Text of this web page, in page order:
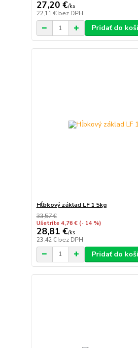
27,20 €/ks
22,11 € bez DPH
Pridať do
Hĺbkový základ LF 1 5kg
33,57 €
Ušetríte 4,76 € (- 14 %)
28,81 €/ks
23,42 € bez DPH
Pridať do